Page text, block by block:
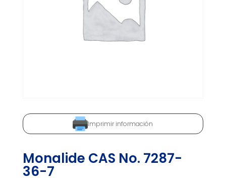
Imprimir información
Monalide CAS No. 7287-
36-7